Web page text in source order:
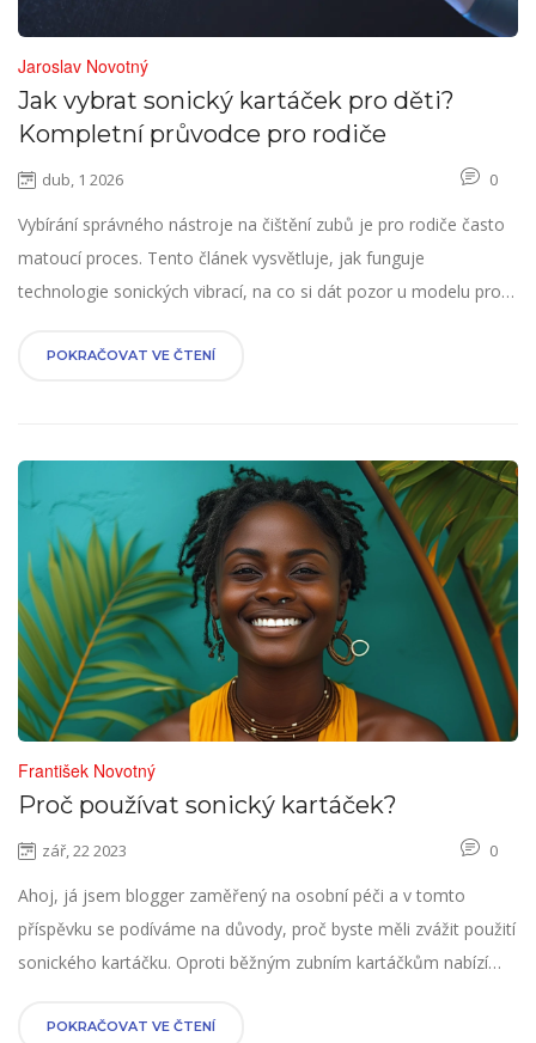
Jaroslav Novotný
Jak vybrat sonický kartáček pro děti?
Kompletní průvodce pro rodiče
dub, 1 2026 0
Vybírání správného nástroje na čištění zubů je pro rodiče často
matoucí proces. Tento článek vysvětluje, jak funguje
technologie sonických vibrací, na co si dát pozor u modelu pro
POKRAČOVAT VE ČTENÍ
František Novotný
Proč používat sonický kartáček?
zář, 22 2023 0
Ahoj, já jsem blogger zaměřený na osobní péči a v tomto
příspěvku se podíváme na důvody, proč byste měli zvážit použití
sonického kartáčku. Oproti běžným zubním kartáčkům nabízí
na novou úroveň. Od efektivity čištění až po schopnost
POKRAČOVAT VE ČTENÍ